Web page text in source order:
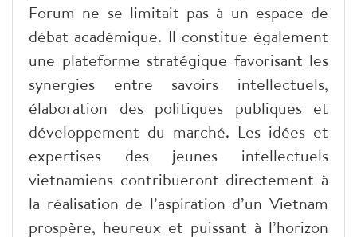
Forum ne se limitait pas à un espace de
débat académique. Il constitue également
une plateforme stratégique favorisant les
synergies entre savoirs intellectuels,
élaboration des politiques publiques et
développement du marché. Les idées et
expertises des jeunes intellectuels
vietnamiens contribueront directement à
la réalisation de l’aspiration d’un Vietnam
prospère, heureux et puissant à l’horizon